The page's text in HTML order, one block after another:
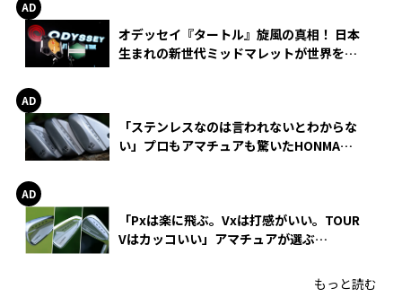
オデッセイ『タートル』旋風の真相！ 日本
生まれの新世代ミッドマレットが世界を席
「ステンレスなのは言われないとわからな
い」プロもアマチュアも驚いたHONMA
「Pxは楽に飛ぶ。Vxは打感がいい。TOUR
Vはカッコいい」アマチュアが選ぶ
もっと読む